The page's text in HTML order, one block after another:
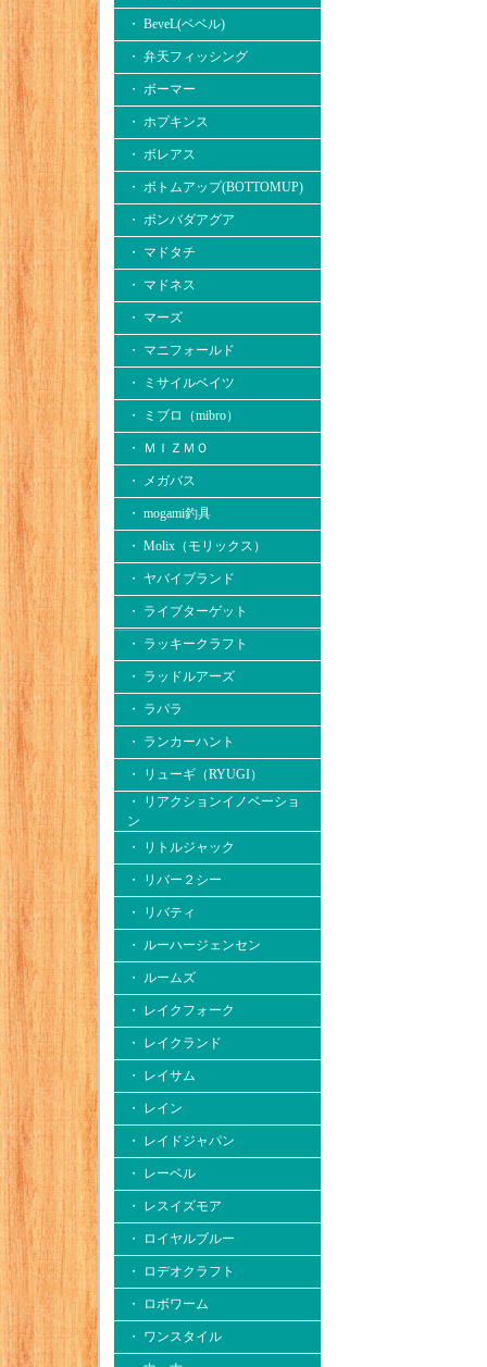
・ BeveL(ベベル)
・ 弁天フィッシング
・ ボーマー
・ ホプキンス
・ ボレアス
・ ボトムアップ(BOTTOMUP)
・ ボンバダアグア
・ マドタチ
・ マドネス
・ マーズ
・ マニフォールド
・ ミサイルベイツ
・ ミブロ（mibro）
・ ＭＩＺＭＯ
・ メガバス
・ mogami釣具
・ Molix（モリックス）
・ ヤバイブランド
・ ライブターゲット
・ ラッキークラフト
・ ラッドルアーズ
・ ラパラ
・ ランカーハント
・ リューギ（RYUGI）
・ リアクションイノベーショ
ン
・ リトルジャック
・ リバー２シー
・ リバティ
・ ルーハージェンセン
・ ルームズ
・ レイクフォーク
・ レイクランド
・ レイサム
・ レイン
・ レイドジャパン
・ レーベル
・ レスイズモア
・ ロイヤルブルー
・ ロデオクラフト
・ ロボワーム
・ ワンスタイル